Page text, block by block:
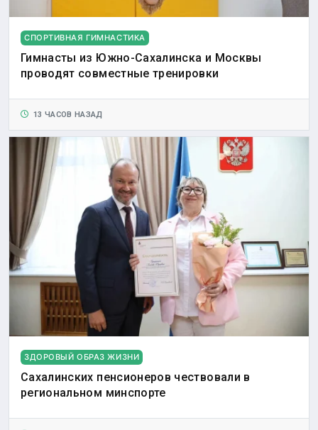
СПОРТИВНАЯ ГИМНАСТИКА
Гимнасты из Южно-Сахалинска и Москвы
проводят совместные тренировки
13 ЧАСОВ НАЗАД
ЗДОРОВЫЙ ОБРАЗ ЖИЗНИ
Сахалинских пенсионеров чествовали в
региональном минспорте